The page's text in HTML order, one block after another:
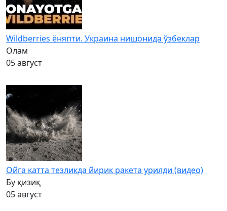
Wildberries ёняпти. Украина нишонида ўзбеклар
Олам
05 август
Ойга катта тезликда йирик ракета урилди (видео)
Бу қизиқ
05 август